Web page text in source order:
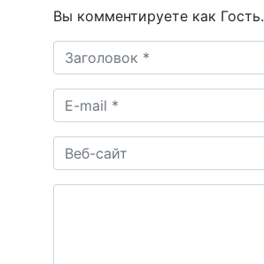
Вы комментируете как Гость.